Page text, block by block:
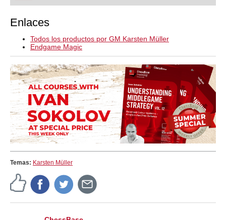
Enlaces
Todos los productos por GM Karsten Müller
Endgame Magic
Temas: Karsten Müller